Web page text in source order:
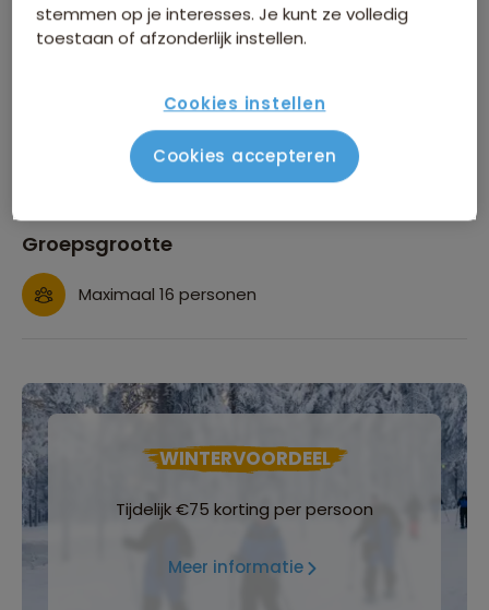
Zwaarte van de reis
Comfort van de overnachtingen
Groepsgrootte
Maximaal 16 personen
WINTERVOORDEEL
Tijdelijk €75 korting per persoon
Meer informatie
stemmen op je interesses. Je kunt ze volledig
toestaan of afzonderlijk instellen.
Cookies instellen
Cookies accepteren